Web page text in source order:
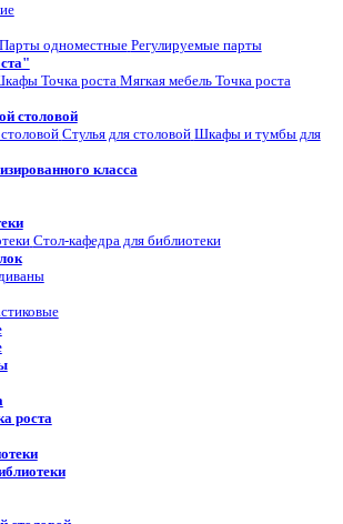
Парты одноместные Регулируемые парты
Точка роста Мягкая мебель Точка роста
столовой
Стулья для столовой Шкафы и тумбы для
класса
Стол-кафедра для библиотеки
роста